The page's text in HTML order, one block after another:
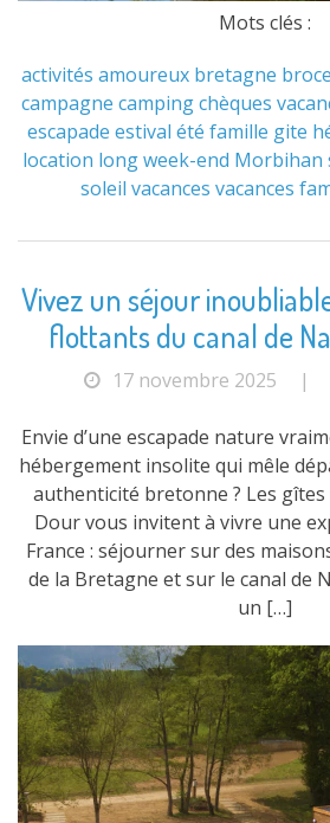
Mots clés :
activités amoureux bretagne
campagne campingchèques
escapade estival été famille gite
location long week-end Morbihan
soleil vacances vacances
Vivez un séjour
flottants du canal de
17 novembre 2025 |
Envie d’une escapade nature
hébergement insolite qui mêle
authenticité bretonne ? Les
Dour vous invitent à vivre une
France : séjourner sur des
de la Bretagne et sur le canal de
un […]